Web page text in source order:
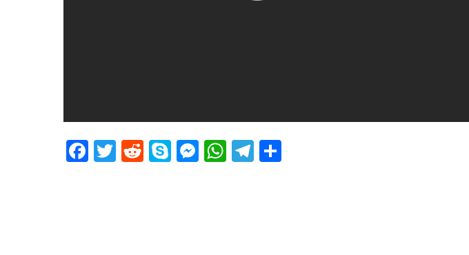
Facebook
Twitter
RedditSkypeMessenger
WhatsApp
Telegram